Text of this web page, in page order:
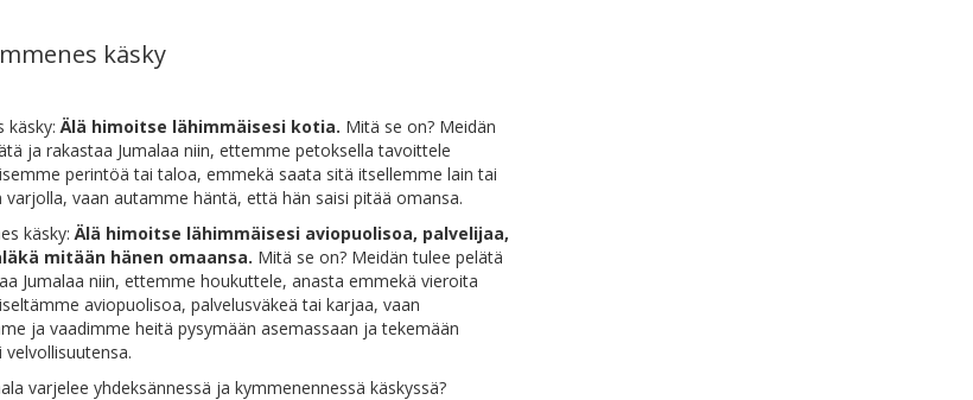
käsky
käsky:Älä himoitse lähimmäisesi kotia. Mitä se on? Meidän
ja rakastaa Jumalaa niin, ettemme petoksella tavoittele
perintöä tai taloa, emmekä saata sitä itsellemme lain tai
varjolla, vaan autamme häntä, että hän saisi pitää omansa.
käsky:Älä himoitse lähimmäisesi aviopuolisoa, palvelijaa,
mitään hänen omaansa. Mitä se on? Meidän tulee pelätä
Jumalaa niin, ettemme houkuttele, anasta emmekä vieroita
aviopuolisoa, palvelusväkeä tai karjaa, vaan
ja vaadimme heitä pysymään asemassaan ja tekemään
velvollisuutensa.
varjelee yhdeksännessä ja kymmenennessä käskyssä?